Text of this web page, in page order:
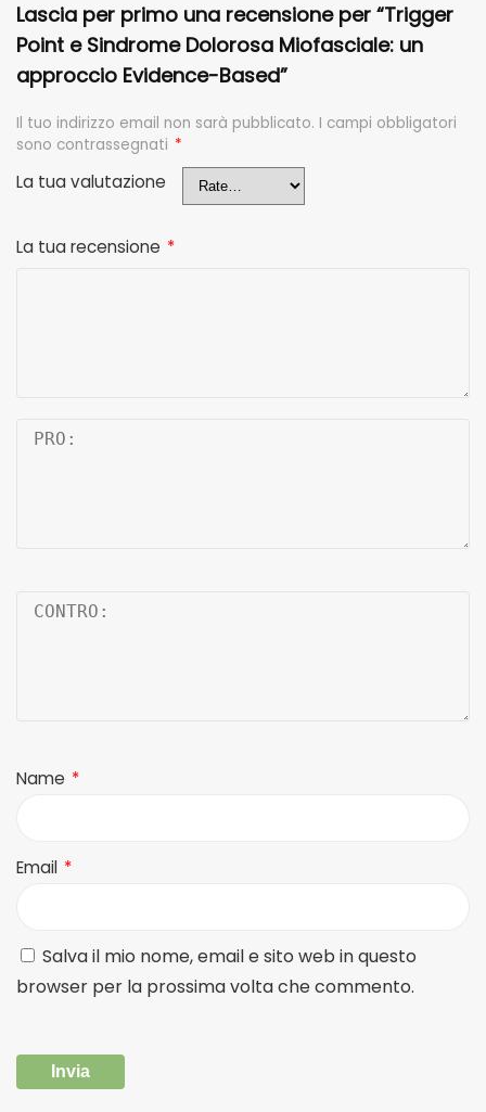
Lascia per primo una recensione per “Trigger
Point e Sindrome Dolorosa Miofasciale: un
approccio Evidence-Based”
Il tuo indirizzo email non sarà pubblicato. I campi obbligatori
sono contrassegnati *
La tua valutazione
La tua recensione *
Name *
Email *
Salva il mio nome, email e sito web in questo
browser per la prossima volta che commento.